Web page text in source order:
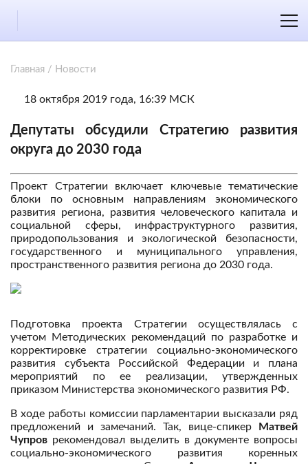
Главная / Новости
18 октября 2019 года, 16:39 МСК
Депутаты обсудили Стратегию развития
округа до 2030 года
Проект Стратегии включает ключевые тематические
блоки по основным направлениям экономического
развития региона, развития человеческого капитала и
социальной сферы, инфраструктурного развития,
природопользования и экологической безопасности,
государственного и муниципального управления,
пространственного развития региона до 2030 года.
Подготовка проекта Стратегии осуществлялась с
учетом Методических рекомендаций по разработке и
корректировке стратегии социально-экономического
развития субъекта Российской Федерации и плана
мероприятий по ее реализации, утвержденных
приказом Министерства экономического развития РФ.
В ходе работы комиссии парламентарии высказали ряд
предложений и замечаний. Так, вице-спикер
Матвей
Чупров рекомендовал выделить в документе вопросы
социально-экономического развития коренных